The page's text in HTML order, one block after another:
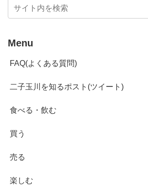
Menu
FAQ(よくある質問)
二子玉川を知るポスト(ツイート)
食べる・飲む
買う
売る
楽しむ